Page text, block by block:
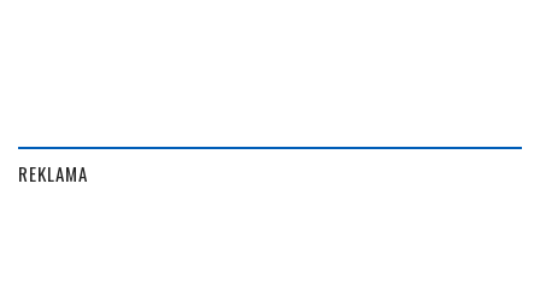
REKLAMA